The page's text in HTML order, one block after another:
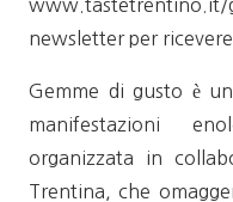
www.tastetrentino.it/
newsletter per
Gemme di gusto è
manifestazioni
organizzata in
Trentina, che